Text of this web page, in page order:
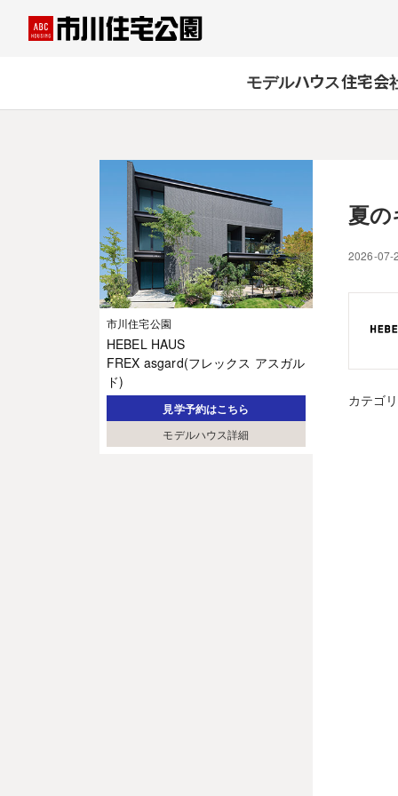
モデルハウス住宅会
市川住宅公園
HEBEL HAUS
FREX asgard(フレックス アスガル
ド)
見学予約はこちら
モデルハウス詳細
夏
2026-07-
カテゴ